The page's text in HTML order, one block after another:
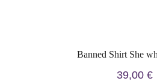
Banned Shirt She
39,00 €